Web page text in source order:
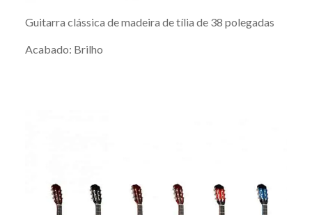
Guitarra clássica de madeira de tília de 38 polegadas
Acabado: Brilho